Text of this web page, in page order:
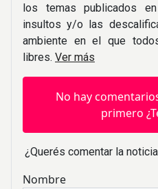
los temas publicados
insultos y/o las
ambiente en el que
libres. Ver más
No hay
primero
¿Querés comentar la
Nombre